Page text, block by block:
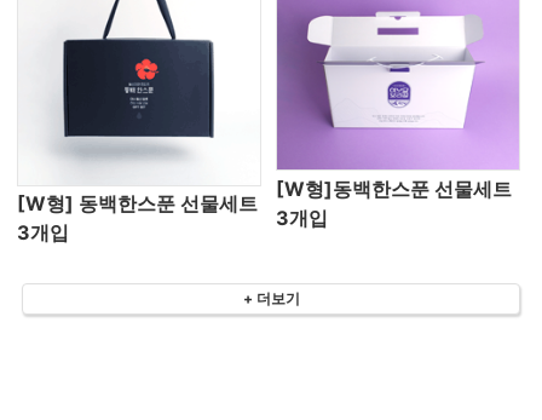
[W형] 동백한스푼 선물세트
3개입
[W형]동백한스푼 선물세트
3개입
+ 더보기